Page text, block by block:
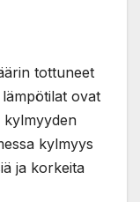
tottuneet
ovat
kylmyyden
kylmyys
ja korkeita